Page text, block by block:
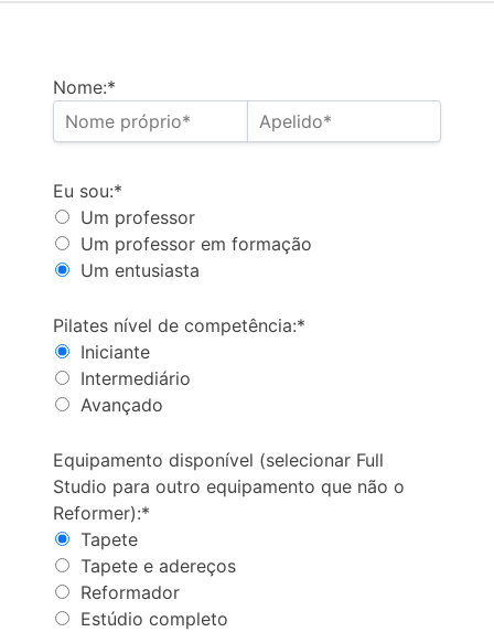
Nome:*
Eu sou
Eu sou:*
Um professor
Um professor em formação
Um entusiasta
Nível Pilates
Pilates nível de competência:*
Iniciante
Intermediário
Avançado
Equipamento disponível (selecione «Estúdio
Equipamento disponível (selecionar Full
Studio para outro equipamento que não o
Reformer):*
Tapete
Tapete e adereços
Reformador
Estúdio completo